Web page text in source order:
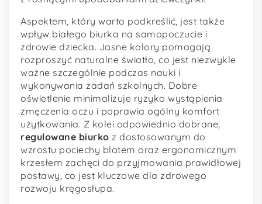
Aspektem, który warto podkreślić, jest także
wpływ białego biurka na samopoczucie i
zdrowie dziecka. Jasne kolory pomagają
rozproszyć naturalne światło, co jest niezwykle
ważne szczególnie podczas nauki i
wykonywania zadań szkolnych. Dobre
oświetlenie minimalizuje ryzyko wystąpienia
zmęczenia oczu i poprawia ogólny komfort
użytkowania. Z kolei odpowiednio dobrane,
regulowane biurko z dostosowanym do
wzrostu pociechy blatem oraz ergonomicznym
krzesłem zachęci do przyjmowania prawidłowej
postawy, co jest kluczowe dla zdrowego
rozwoju kręgosłupa.